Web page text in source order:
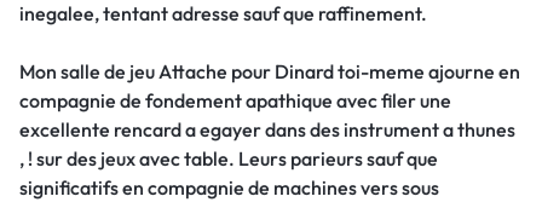
inegalee, tentant adresse sauf que raffinement.
Mon salle de jeu Attache pour Dinard toi-meme ajourne en
compagnie de fondement apathique avec filer une
excellente rencard a egayer dans des instrument a thunes
, ! sur des jeux avec table. Leurs parieurs sauf que
significatifs en compagnie de machines vers sous